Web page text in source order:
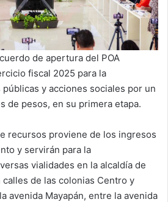
de apertura del POA
fiscal 2025 para la
y acciones sociales por un
de pesos, en su primera etapa.
recursos proviene de los ingresos
y servirán para la
vialidades en la alcaldía de
de las colonias Centro y
avenida Mayapán, entre la avenida